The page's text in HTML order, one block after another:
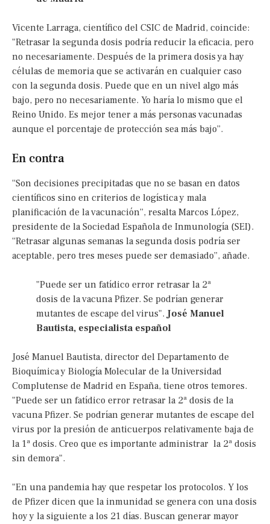
Vicente Larraga, científico del CSIC de Madrid, coincide:
"Retrasar la segunda dosis podría reducir la eficacia, pero
no necesariamente. Después de la primera dosis ya hay
células de memoria que se activarán en cualquier caso
con la segunda dosis. Puede que en un nivel algo más
bajo, pero no necesariamente. Yo haría lo mismo que el
Reino Unido. Es mejor tener a más personas vacunadas
aunque el porcentaje de protección sea más bajo”.
En contra
“Son decisiones precipitadas que no se basan en datos
científicos sino en criterios de logística y mala
planificación de la vacunación”, resalta Marcos López,
presidente de la Sociedad Española de Inmunología (SEI).
“Retrasar algunas semanas la segunda dosis podría ser
aceptable, pero tres meses puede ser demasiado”, añade.
"Puede ser un fatídico error retrasar la 2ª
dosis de la vacuna Pfizer. Se podrían generar
mutantes de escape del virus". José Manuel
Bautista, especialista español
José Manuel Bautista, director del Departamento de
Bioquímica y Biología Molecular de la Universidad
Complutense de Madrid en España, tiene otros temores.
"Puede ser un fatídico error retrasar la 2ª dosis de la
vacuna Pfizer. Se podrían generar mutantes de escape del
virus por la presión de anticuerpos relativamente baja de
la 1ª dosis. Creo que es importante administrar la 2ª dosis
sin demora".
"En una pandemia hay que respetar los protocolos. Y los
de Pfizer dicen que la inmunidad se genera con una dosis
hoy y la siguiente a los 21 días. Buscan generar mayor